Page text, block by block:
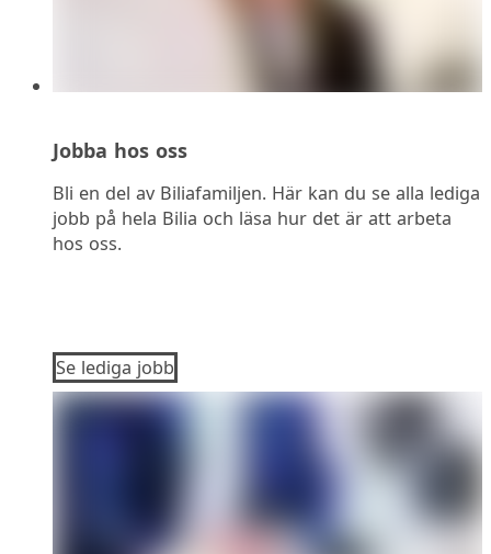
Jobba hos oss
Bli en del av Biliafamiljen. Här kan du se alla lediga
jobb på hela Bilia och läsa hur det är att arbeta
hos oss.
Se lediga jobb